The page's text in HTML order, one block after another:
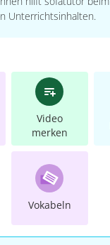
Unterrichtsinhalten.
Video
merken
Vokabeln